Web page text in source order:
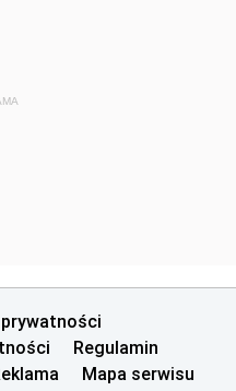
Regulamin
Mapa serwisu